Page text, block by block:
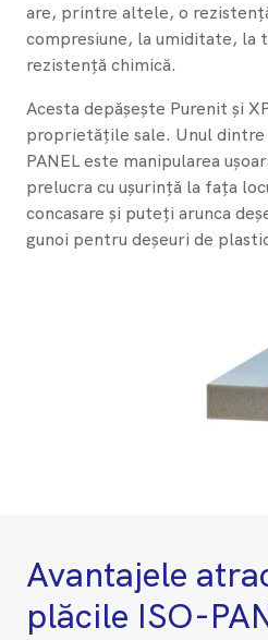
are, printre altele, o
compresiune, la umiditate, la
rezistență chimică.
Acesta depășește Purenit și
proprietățile sale. Unul dintre
PANEL este manipularea
prelucra cu ușurință la fața
concasare și puteți arunca
gunoi pentru deșeuri de
Avantajele
plăcile ISO-